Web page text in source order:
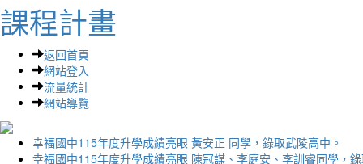
課程計畫
返回首頁
網站登入
流量統計
網站導覽
幸福國中115年度升學成績亮眼 黃安正 同學，錄取武陵高中。
幸福國中115年度升學成績亮眼 陳冠謀、李庭安、李訓睿同學，